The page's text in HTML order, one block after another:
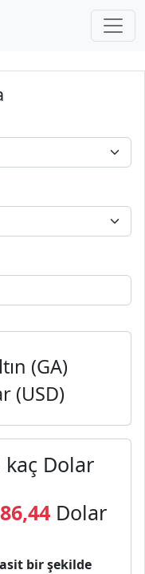
(GA)
(USD)
kaç Dolar
Dolar
bir şekilde